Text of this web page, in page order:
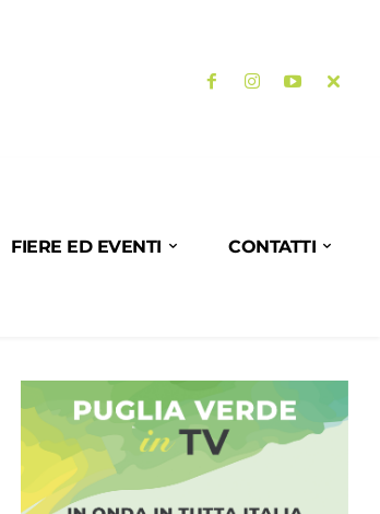
FIERE ED EVENTI CONTATTI